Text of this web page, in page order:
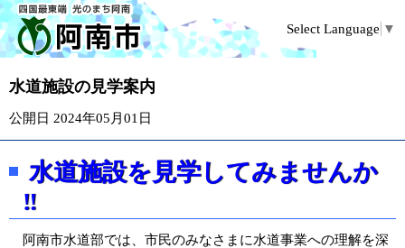
Select Language ▼
水道施設の見学案内
公開日 2024年05月01日
水道施設を見学してみませんか
‼
阿南市水道部では、市民のみなさまに水道事業への理解を深